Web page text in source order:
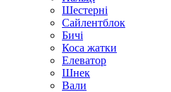
Шестерні
Сайлентблок
Бичі
Коса жатки
Елеватор
Шнек
Вали